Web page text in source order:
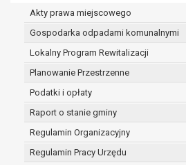
Akty prawa miejscowego
Gospodarka odpadami komunalnymi
Lokalny Program Rewitalizacji
Planowanie Przestrzenne
Podatki i opłaty
Raport o stanie gminy
Regulamin Organizacyjny
Regulamin Pracy Urzędu
Pani/Pana dane
przepisy prawa
W przypadku, gdy dane
W przypadku, gdy dane
czasie w zakresie
rozliczeniu umowy, do
Ponadto w przypadku
beneficjentem a
W związku z
prawo dostępu do